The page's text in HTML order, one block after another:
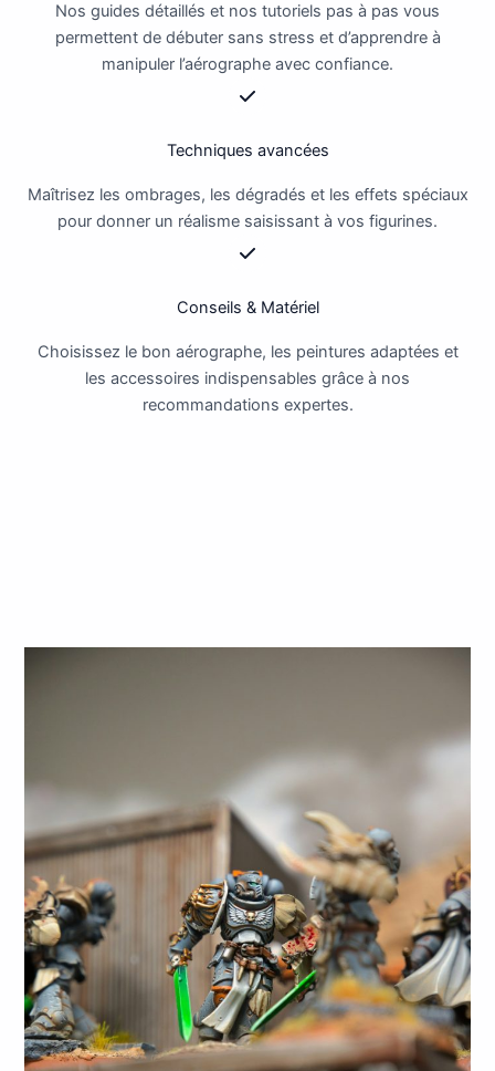
Nos guides détaillés et nos tutoriels pas à pas vous
permettent de débuter sans stress et d’apprendre à
manipuler l’aérographe avec confiance.
Techniques avancées
Maîtrisez les ombrages, les dégradés et les effets spéciaux
pour donner un réalisme saisissant à vos figurines.
Conseils & Matériel
Choisissez le bon aérographe, les peintures adaptées et
les accessoires indispensables grâce à nos
recommandations expertes.